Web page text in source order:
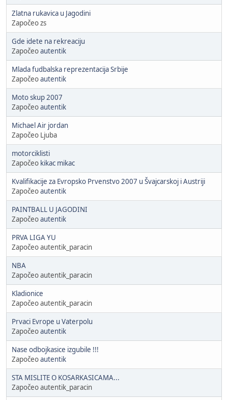
Zlatna rukavica u Jagodini
Započeo zs
Gde idete na rekreaciju
Započeoautentik
Mlada fudbalska reprezentacija Srbije
Započeoautentik
Moto skup 2007
Započeoautentik
Michael Air jordan
Započeo Ljuba
motorciklisti
Započeo kikac mikac
Kvalifikacije za Evropsko Prvenstvo 2007 u Švajcarskoj i Austriji
Započeoautentik
PAINTBALL U JAGODINI
Započeoautentik
PRVA LIGA YU
Započeo autentik_paracin
NBA
Započeo autentik_paracin
Kladionice
Započeo autentik_paracin
Prvaci Evrope u Vaterpolu
Započeoautentik
Nase odbojkasice izgubile !!!
Započeoautentik
STA MISLITE O KOSARKASICAMA...
Započeo autentik_paracin